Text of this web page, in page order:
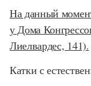
На данный
у Дома
Лиелвардес, 141).
Катки с